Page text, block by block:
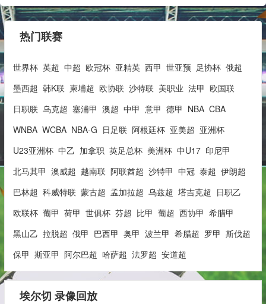
热门联赛
世界杯 英超 中超 欧冠杯 亚精英 西甲 世亚预 足协杯 俄超
墨西超 韩K联 柬埔超 欧协联 沙特联 美职业 法甲 欧国联
日职联 乌克超 塞浦甲 澳超 中甲 意甲 德甲 NBA CBA
WNBA WCBA NBA-G 日足联 阿根廷杯 亚美超 亚洲杯
U23亚洲杯 中乙 加拿职 英足总杯 美洲杯 中U17 印尼甲
北马其甲 澳威超 越南联 阿联酋超 沙特甲 中冠 泰超 伊朗超
巴林超 科威特联 蒙古超 孟加拉超 乌兹超 塔吉克超 日职乙
欧联杯 葡甲 荷甲 世俱杯 芬超 比甲 葡超 西协甲 希腊甲
黑山乙 拉脱超 俄甲 巴西甲 奥甲 波兰甲 希腊超 罗甲 斯伐超
保甲 斯亚甲 阿尔巴超 哈萨超 法罗超 安道超
埃尔切 录像回放